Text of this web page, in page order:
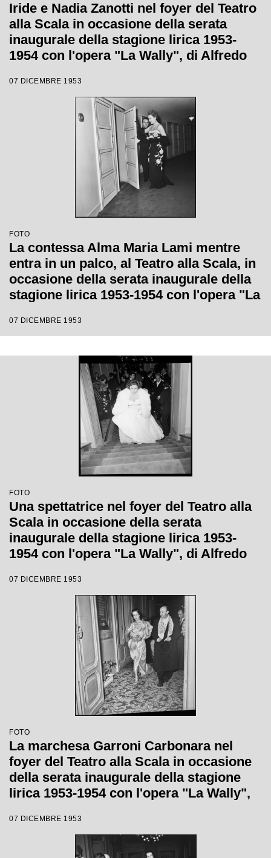
Iride e Nadia Zanotti nel foyer del Teatro
alla Scala in occasione della serata
inaugurale della stagione lirica 1953-
1954 con l'opera "La Wally", di Alfredo
con la regia di Tatiana Pavlova
07 DICEMBRE 1953
FOTO
La contessa Alma Maria Lami mentre
entra in un palco, al Teatro alla Scala, in
occasione della serata inaugurale della
stagione lirica 1953-1954 con l'opera "La
Carlo Maria Giulini, con la regia di
07 DICEMBRE 1953
FOTO
Una spettatrice nel foyer del Teatro alla
Scala in occasione della serata
inaugurale della stagione lirica 1953-
1954 con l'opera "La Wally", di Alfredo
con la regia di Tatiana Pavlova
07 DICEMBRE 1953
FOTO
La marchesa Garroni Carbonara nel
foyer del Teatro alla Scala in occasione
della serata inaugurale della stagione
lirica 1953-1954 con l'opera "La Wally",
Maria Giulini, con la regia di Tatiana
07 DICEMBRE 1953